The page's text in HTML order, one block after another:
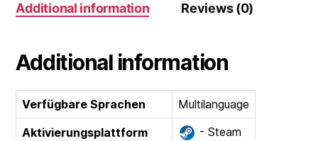
Additional information Reviews (0)
Additional information
Verfügbare Sprachen
Multilanguage
Aktivierungsplattform
- Steam